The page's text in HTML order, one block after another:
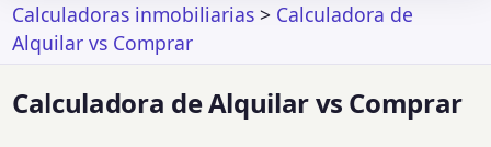
Calculadoras inmobiliarias > Calculadora de
Alquilar vs Comprar
Calculadora de Alquilar vs Comprar